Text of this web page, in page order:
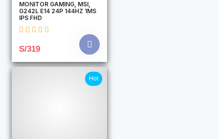
MONITOR GAMING, MSI,
G242L E14 24P 144HZ 1MS
IPS FHD
S/319
Hot